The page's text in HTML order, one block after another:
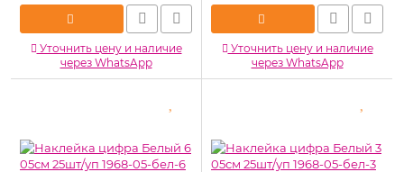
Уточнить цену и наличие
через WhatsApp
Артикул: 1968-05-зер-АЯ
Уточнить цену и наличие
через WhatsApp